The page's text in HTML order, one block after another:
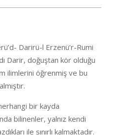
Darirü-l Erzenü’r-Rumi
Darir, doğuştan kör olduğu
ilimlerini öğrenmiş ve bu
bir kayda
bilinenler, yalnız kendi
ile sınırlı kalmaktadır.